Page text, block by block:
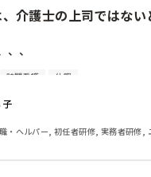
介護士の上司ではない
、
ぐ消えたいwwwww
ットリーダーには、今まで
した。本当に介護士サイ
いのにな…他が酷すぎて…
訪問看護 休暇
・ヘルパー, 初任者研修, 実務者研修,